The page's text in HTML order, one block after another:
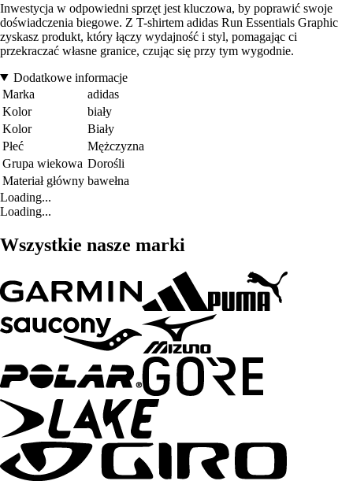
Inwestycja w odpowiedni sprzęt jest kluczowa, by poprawić swoje
doświadczenia biegowe. Z T-shirtem adidas Run Essentials Graphic
zyskasz produkt, który łączy wydajność i styl, pomagając ci
przekraczać własne granice, czując się przy tym wygodnie.
Dodatkowe informacje
Marka
adidas
Kolor
biały
Kolor
Biały
Płeć
Mężczyzna
Grupa wiekowa Dorośli
Materiał główny bawełna
Loading...
Loading...
Wszystkie nasze marki